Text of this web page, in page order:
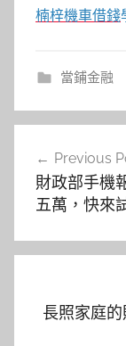
楠梓機車借錢
當鋪金融
覽
Previous
財政部手機
五萬，快來
長照家庭